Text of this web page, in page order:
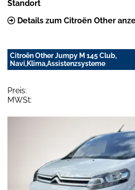
Standort
Details zum Citroën Other
Citroën Other Jumpy M 145 Club,
Navi,Klima,Assistenzsysteme
Preis:
MWSt: